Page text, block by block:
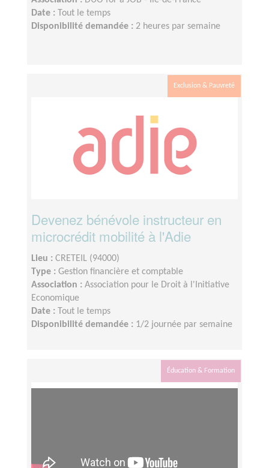
Date :
Tout le temps
Disponibilité demandée : 2 heures par semaine
Exclusion & Pauvreté
Devenez bénévole instructeur en
microcrédit mobilité à l'Adie
Lieu : CRETEIL (94000)
Type : Gestion financière et comptable
Association : Association pour le Droit à l'Initiative
Economique
Date :
Tout le temps
Disponibilité demandée : 1/2 journée par semaine
Éducation & Formation